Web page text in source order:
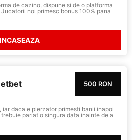
de cazino, dispune si de o platforma
noi primesc bonus 100% pana
INCASEAZA
500 RON
iar daca e pierzator primesti banii inapoi
pariat o singura data inainte de a